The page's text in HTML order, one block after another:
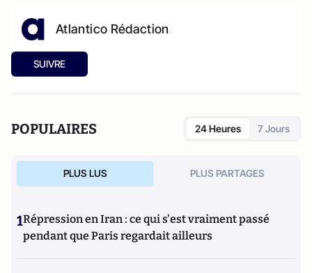
Atlantico Rédaction
SUIVRE
POPULAIRES 24 Heures 7 Jours
PLUS LUS PLUS PARTAGES
1Répression en Iran : ce qui s'est vraiment passé
pendant que Paris regardait ailleurs